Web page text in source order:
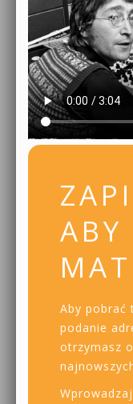
ABY
Aby pobrać
podanie
otrzymasz